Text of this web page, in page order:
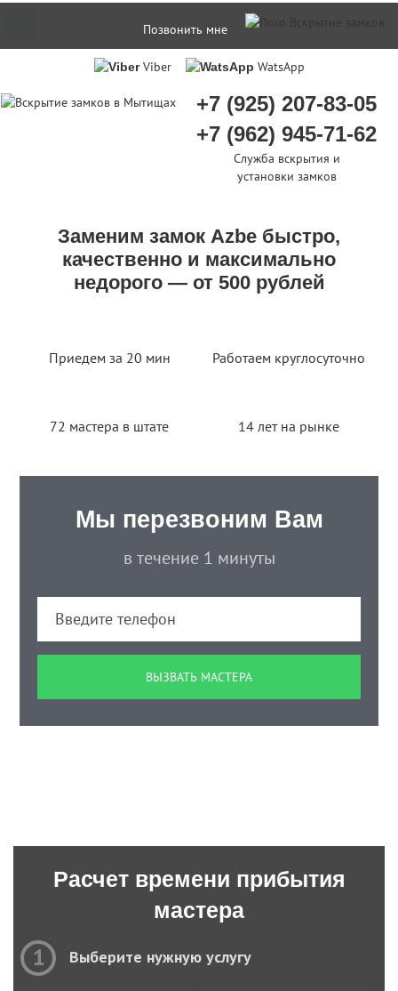
Позвонить мне
Viber WatsApp
+7 (925) 207-83-05
+7 (962) 945-71-62
Служба вскрытия и
установки замков
Заменим замок Azbe быстро,
качественно и максимально
недорого — от 500 рублей
Приедем за 20 мин Работаем круглосуточно
72 мастера в штате 14 лет на рынке
Мы перезвоним Вам
в течение 1 минуты
Расчет времени прибытия
мастера
1 Выберите нужную услугу